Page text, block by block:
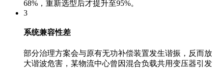
68%，重新选型后才提升至95%。
3
系统兼容性差
部分治理方案会与原有无功补偿装置发生谐振，反而放
大谐波危害，某物流中心曾因混合负载共用变压器引发